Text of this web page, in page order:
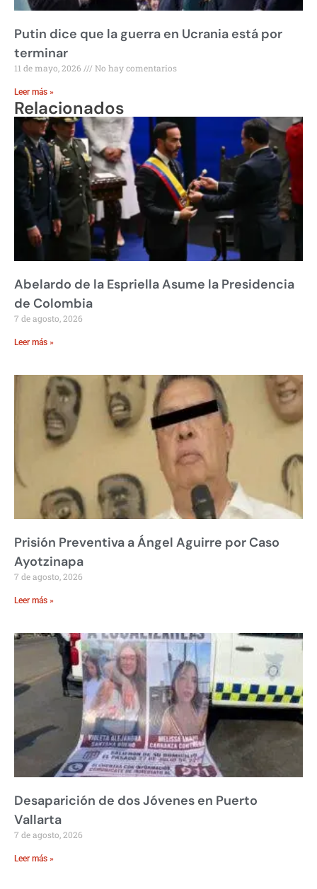
Putin dice que la guerra en Ucrania está por
terminar
11 de mayo, 2026 No hay comentarios
Leer más »
Relacionados
Abelardo de la Espriella Asume la Presidencia
de Colombia
7 de agosto, 2026
Leer más »
Prisión Preventiva a Ángel Aguirre por Caso
Ayotzinapa
7 de agosto, 2026
Leer más »
Desaparición de dos Jóvenes en Puerto
Vallarta
7 de agosto, 2026
Leer más »